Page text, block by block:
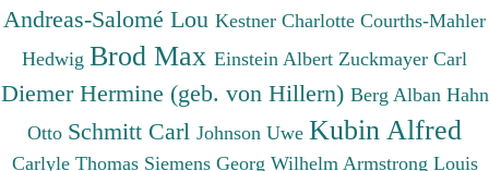
Andreas-Salomé Lou Kestner Charlotte Courths-Mahler
Hedwig Brod Max Einstein Albert Zuckmayer Carl
Diemer Hermine (geb. von Hillern) Berg Alban Hahn
Otto Schmitt Carl Johnson Uwe Kubin Alfred
Carlyle Thomas Siemens Georg Wilhelm Armstrong Louis